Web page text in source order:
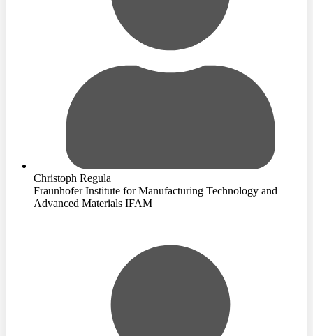
Christoph Regula
Fraunhofer Institute for Manufacturing Technology and
Advanced Materials IFAM